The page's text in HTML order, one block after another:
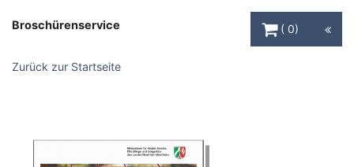
Broschürenservice
0
Zurück zur Startseite